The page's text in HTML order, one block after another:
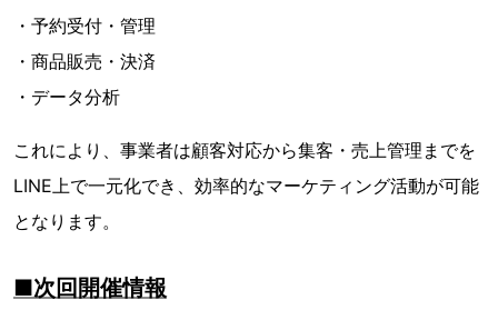
・予約受付・管理
・商品販売・決済
・データ分析
これにより、事業者は顧客対応から集客・売上管理までを
LINE上で一元化でき、効率的なマーケティング活動が可能
となります。
■次回開催情報